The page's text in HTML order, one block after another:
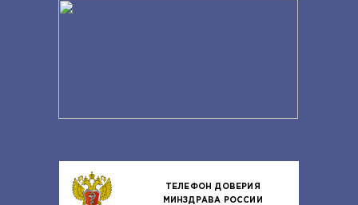
ТЕЛЕФОН ДОВЕРИЯ
МИНЗДРАВА РОССИИ